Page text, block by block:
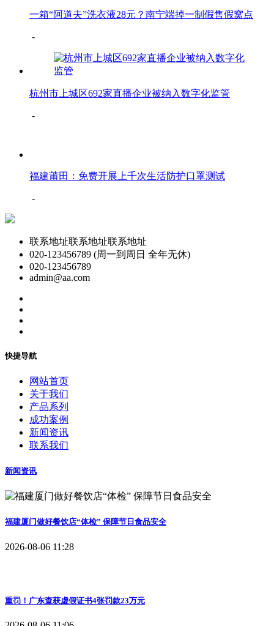
一箱“阿道夫”洗衣液28元？南宁端掉一制假售假窝点
-
杭州市上城区692家直播企业被纳入数字化监管
-
福建莆田：免费开展上千次生活防护口罩测试
-
联系地址联系地址联系地址
020-123456789 (周一到周日 全年无休)
020-123456789
admin@aa.com
快捷导航
网站首页
关于我们
产品系列
成功案例
新闻资讯
联系我们
新闻资讯
福建厦门做好餐饮店“体检” 保障节日食品安全
2026-08-06 11:28
重罚！广东查获虚假证书4张罚款23万元